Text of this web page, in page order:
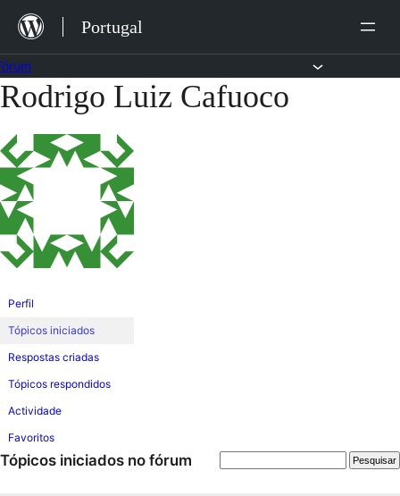
Saltar
para
o
conteúdo
Portugal
Saltar
o
conteúdo
Rodrigo Luiz Cafuoco
Perfil
Tópicos iniciados
Respostas criadas
Tópicos respondidos
Actividade
Favoritos
Tópicos iniciados no fórum